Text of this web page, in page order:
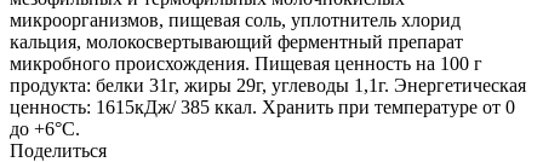
микроорганизмов, пищевая соль, уплотнитель хлорид
кальция, молокосвертывающий ферментный препарат
микробного происхождения. Пищевая ценность на 100 г
продукта: белки 31г, жиры 29г, углеводы 1,1г. Энергетическая
ценность: 1615кДж/ 385 ккал. Хранить при температуре от 0
до +6°С.
Поделиться